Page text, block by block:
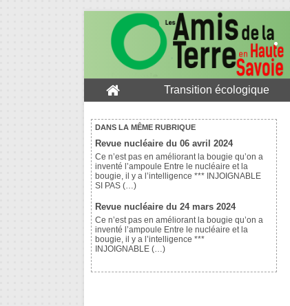
Transition écologique
DANS LA MÊME RUBRIQUE
Revue nucléaire du 06 avril 2024
Ce n’est pas en améliorant la bougie qu’on a
inventé l’ampoule Entre le nucléaire et la
bougie, il y a l’intelligence *** INJOIGNABLE
SI PAS (…)
Revue nucléaire du 24 mars 2024
Ce n’est pas en améliorant la bougie qu’on a
inventé l’ampoule Entre le nucléaire et la
bougie, il y a l’intelligence ***
INJOIGNABLE (…)